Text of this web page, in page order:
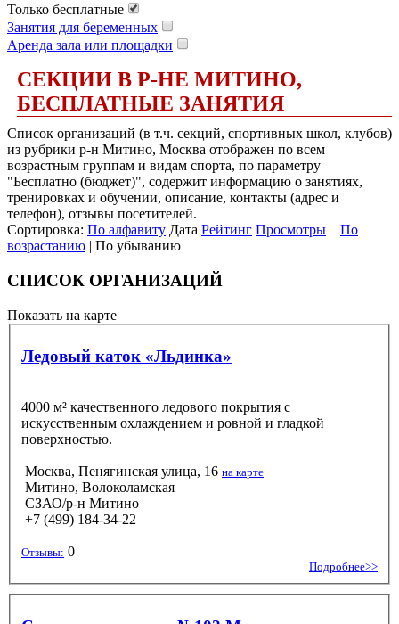
Только бесплатные
Занятия для беременных
Аренда зала или площадки
СЕКЦИИ В Р-НЕ МИТИНО,
БЕСПЛАТНЫЕ ЗАНЯТИЯ
Список организаций (в т.ч. секций, спортивных школ, клубов)
из рубрики р-н Митино, Москва отображен по всем
возрастным группам и видам спорта, по параметру
"Бесплатно (бюджет)", содержит информацию о занятиях,
тренировках и обучении, описание, контакты (адрес и
телефон), отзывы посетителей.
Сортировка: По алфавиту Дата Рейтинг Просмотры
По
возрастанию | По убыванию
СПИСОК ОРГАНИЗАЦИЙ
Показать на карте
Ледовый каток «Льдинка»
4000 м² качественного ледового покрытия с
искусственным охлаждением и ровной и гладкой
поверхностью.
Москва, Пенягинская улица, 16 на карте
Митино, Волоколамская
СЗАО/р-н Митино
+7 (499) 184-34-22
Отзывы: 0
Подробнее>>